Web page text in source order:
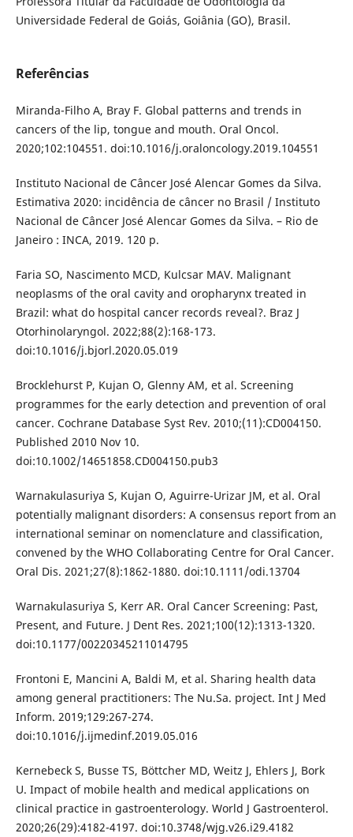
Universidade Federal de Goiás, Goiânia (GO), Brasil.
Referências
Miranda-Filho A, Bray F. Global patterns and trends in
cancers of the lip, tongue and mouth. Oral Oncol.
2020;102:104551. doi:10.1016/j.oraloncology.2019.104551
Instituto Nacional de Câncer José Alencar Gomes da Silva.
Estimativa 2020: incidência de câncer no Brasil / Instituto
Nacional de Câncer José Alencar Gomes da Silva. – Rio de
Janeiro : INCA, 2019. 120 p.
Faria SO, Nascimento MCD, Kulcsar MAV. Malignant
neoplasms of the oral cavity and oropharynx treated in
Brazil: what do hospital cancer records reveal?. Braz J
Otorhinolaryngol. 2022;88(2):168-173.
doi:10.1016/j.bjorl.2020.05.019
Brocklehurst P, Kujan O, Glenny AM, et al. Screening
programmes for the early detection and prevention of oral
cancer. Cochrane Database Syst Rev. 2010;(11):CD004150.
Published 2010 Nov 10.
doi:10.1002/14651858.CD004150.pub3
Warnakulasuriya S, Kujan O, Aguirre-Urizar JM, et al. Oral
potentially malignant disorders: A consensus report from an
international seminar on nomenclature and classification,
convened by the WHO Collaborating Centre for Oral Cancer.
Oral Dis. 2021;27(8):1862-1880. doi:10.1111/odi.13704
Warnakulasuriya S, Kerr AR. Oral Cancer Screening: Past,
Present, and Future. J Dent Res. 2021;100(12):1313-1320.
doi:10.1177/00220345211014795
Frontoni E, Mancini A, Baldi M, et al. Sharing health data
among general practitioners: The Nu.Sa. project. Int J Med
Inform. 2019;129:267-274.
doi:10.1016/j.ijmedinf.2019.05.016
Kernebeck S, Busse TS, Böttcher MD, Weitz J, Ehlers J, Bork
U. Impact of mobile health and medical applications on
clinical practice in gastroenterology. World J Gastroenterol.
2020;26(29):4182-4197. doi:10.3748/wjg.v26.i29.4182